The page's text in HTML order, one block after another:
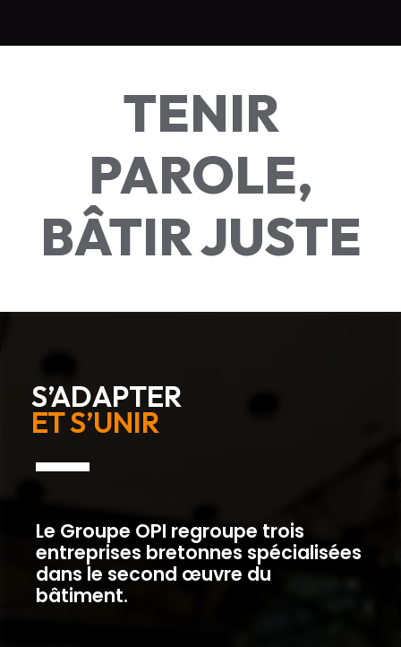
TENIR
PAROLE,
BÂTIR JUSTE
S’ADAPTER
ET S’UNIR
Le Groupe OPI regroupe trois
entreprises bretonnes spécialisées
dans le second œuvre du
bâtiment.